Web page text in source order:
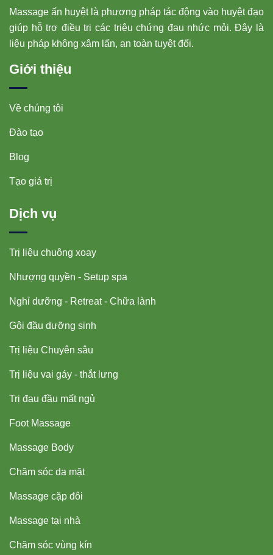
Massage ấn huyệt là phương pháp tác động vào huyệt đạo
giúp hỗ trợ điều trị các triệu chứng đau nhức mỏi. Đây là
liệu pháp không xâm lấn, an toàn tuyệt đối.
Giới thiệu
Về chúng tôi
Đào tạo
Blog
Tạo giá trị
Dịch vụ
Trị liệu chuông xoay
Nhượng quyền - Setup spa
Nghỉ dưỡng - Retreat - Chữa lành
Gội đầu dưỡng sinh
Trị liệu Chuyên sâu
Trị liệu vai gáy - thắt lưng
Trị đau đầu mất ngủ
Foot Massage
Massage Body
Chăm sóc da mặt
Massage cặp đôi
Massage tại nhà
Chăm sóc vùng kín